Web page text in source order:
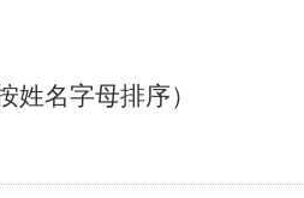
姓名字母排序）